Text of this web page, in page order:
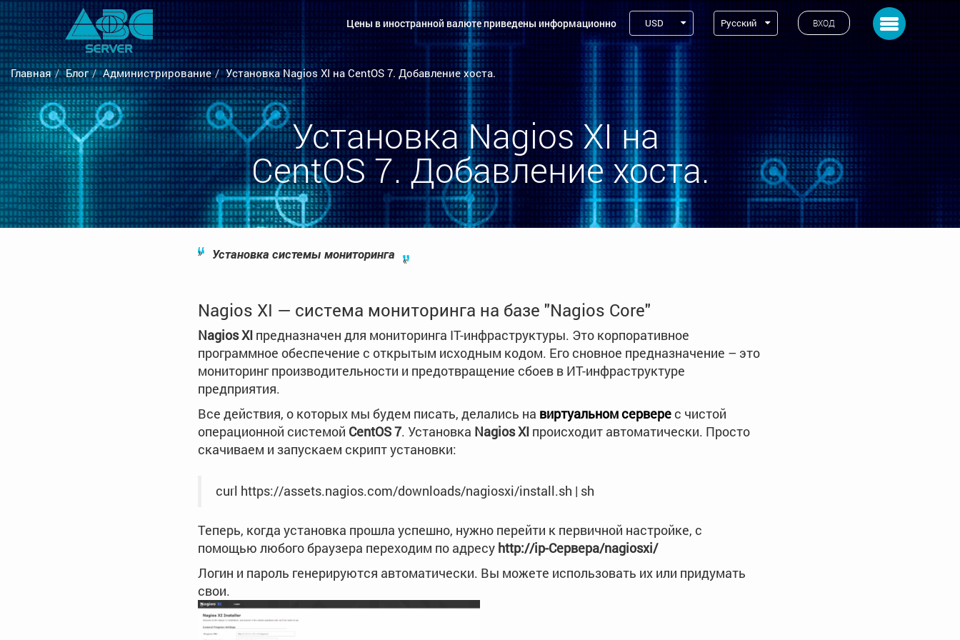
Toggle navigation
ВХОД
Русский
USD
Цены в иностранной валюте приведены информационно
Главная Блог Администрирование Установка Nagios XI на CentOS 7. Добавление хоста.
Установка Nagios XI на
CentOS 7. Добавление хоста.
Установка системы мониторинга
Nagios XI — система мониторинга на базе "Nagios Core"
Nagios XI предназначен для мониторинга IT-инфраструктуры. Это корпоративное
программное обеспечение с открытым исходным кодом. Его сновное предназначение – это
мониторинг производительности и предотвращение сбоев в ИТ-инфраструктуре
предприятия.
Все действия, о которых мы будем писать, делались на виртуальном серверес чистой
операционной системой CentOS 7. Установка Nagios XI происходит автоматически. Просто
скачиваем и запускаем скрипт установки:
curl https://assets.nagios.com/downloads/nagiosxi/install.sh | sh
Теперь, когда установка прошла успешно, нужно перейти к первичной настройке, с
помощью любого браузера переходим по адресу http://ip-Сервера/nagiosxi/
Логин и пароль генерируются автоматически. Вы можете использовать их или придумать
свои.